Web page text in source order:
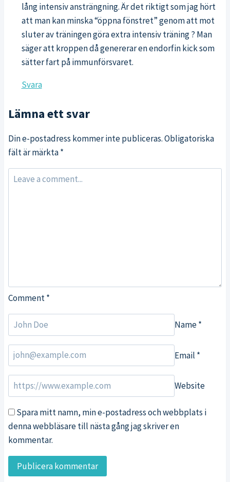
lång intensiv ansträngning. Är det riktigt som jag hört
att man kan minska “öppna fönstret” genom att mot
sluter av träningen göra extra intensiv träning ? Man
säger att kroppen då genererar en endorfin kick som
sätter fart på immunförsvaret.
Svara
Lämna ett svar
Din e-postadress kommer inte publiceras.Obligatoriska
fält är märkta*
Comment*
Name*
Email *
Website
Spara mitt namn, min e-postadress och webbplats i
denna webbläsare till nästa gång jag skriver en
kommentar.